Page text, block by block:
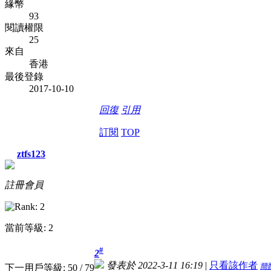
緣幣
93
閱讀權限
25
來自
香港
最後登錄
2017-10-10
回復 引用
訂閱 TOP
ztfs123
註冊會員
當前等級: 2
下一用戶等級: 50 / 79
2#
發表於 2022-3-11 16:19 | 只看該作者 簡